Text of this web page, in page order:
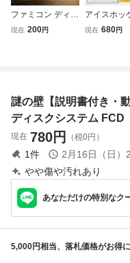
ファミコン ディス
クシステム 謎の
現在 200円
アイスホッ
【説明書付
現在 680円
謎の壁【説明書付き・
ディスクシステム FCD
現在 780円 （税0円）
1件 2月16日（日）
やや傷や汚れあり
あなただけの特別なク
5,000円相当、落札価格がお得に